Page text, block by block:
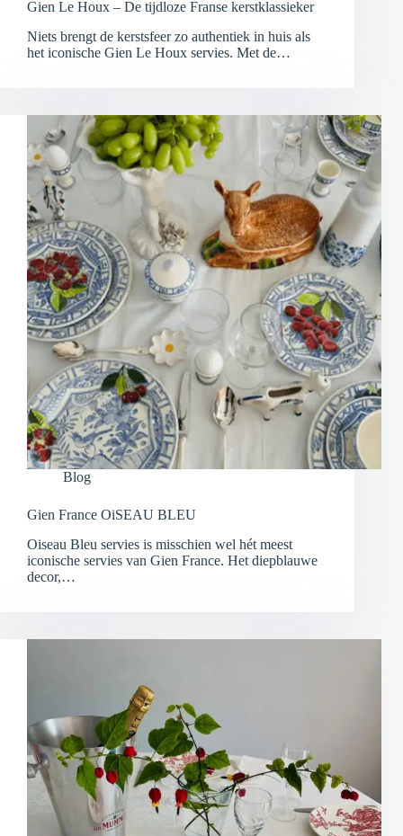
Gien Le Houx – De tijdloze Franse kerstklassieker
Niets brengt de kerstsfeer zo authentiek in huis als
het iconische Gien Le Houx servies. Met de…
Blog
Gien France OiSEAU BLEU
Oiseau Bleu servies is misschien wel hét meest
iconische servies van Gien France. Het diepblauwe
decor,…